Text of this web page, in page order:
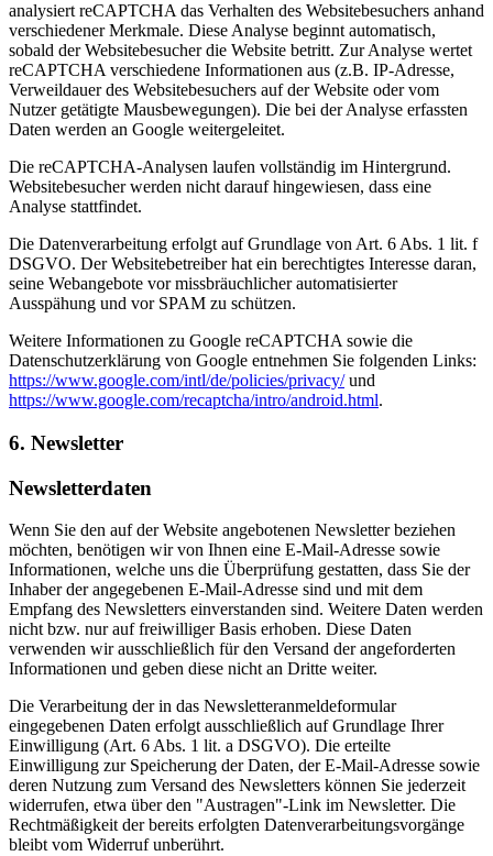
analysiert reCAPTCHA das Verhalten des Websitebesuchers anhand
verschiedener Merkmale. Diese Analyse beginnt automatisch,
sobald der Websitebesucher die Website betritt. Zur Analyse wertet
reCAPTCHA verschiedene Informationen aus (z.B. IP-Adresse,
Verweildauer des Websitebesuchers auf der Website oder vom
Nutzer getätigte Mausbewegungen). Die bei der Analyse erfassten
Daten werden an Google weitergeleitet.
Die reCAPTCHA-Analysen laufen vollständig im Hintergrund.
Websitebesucher werden nicht darauf hingewiesen, dass eine
Analyse stattfindet.
Die Datenverarbeitung erfolgt auf Grundlage von Art. 6 Abs. 1 lit. f
DSGVO. Der Websitebetreiber hat ein berechtigtes Interesse daran,
seine Webangebote vor missbräuchlicher automatisierter
Ausspähung und vor SPAM zu schützen.
Weitere Informationen zu Google reCAPTCHA sowie die
Datenschutzerklärung von Google entnehmen Sie folgenden Links:
https://www.google.com/intl/de/policies/privacy/und
https://www.google.com/recaptcha/intro/android.html.
6. Newsletter
Newsletterdaten
Wenn Sie den auf der Website angebotenen Newsletter beziehen
möchten, benötigen wir von Ihnen eine E-Mail-Adresse sowie
Informationen, welche uns die Überprüfung gestatten, dass Sie der
Inhaber der angegebenen E-Mail-Adresse sind und mit dem
Empfang des Newsletters einverstanden sind. Weitere Daten werden
nicht bzw. nur auf freiwilliger Basis erhoben. Diese Daten
verwenden wir ausschließlich für den Versand der angeforderten
Informationen und geben diese nicht an Dritte weiter.
Die Verarbeitung der in das Newsletteranmeldeformular
eingegebenen Daten erfolgt ausschließlich auf Grundlage Ihrer
Einwilligung (Art. 6 Abs. 1 lit. a DSGVO). Die erteilte
Einwilligung zur Speicherung der Daten, der E-Mail-Adresse sowie
deren Nutzung zum Versand des Newsletters können Sie jederzeit
widerrufen, etwa über den "Austragen"-Link im Newsletter. Die
Rechtmäßigkeit der bereits erfolgten Datenverarbeitungsvorgänge
bleibt vom Widerruf unberührt.